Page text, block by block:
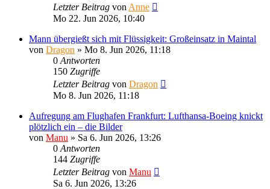
Letzter Beitrag von Anne
Mo 22. Jun 2026, 10:40
Mann übergießt sich mit Flüssigkeit: Großeinsatz in Maintal
von Dragon » Mo 8. Jun 2026, 11:18
0 Antworten
150 Zugriffe
Letzter Beitrag von Dragon
Mo 8. Jun 2026, 11:18
Aufregung am Flughafen Frankfurt: Lufthansa-Boeing knickt
plötzlich ein – die Bilder
von Manu » Sa 6. Jun 2026, 13:26
0 Antworten
144 Zugriffe
Letzter Beitrag von Manu
Sa 6. Jun 2026, 13:26